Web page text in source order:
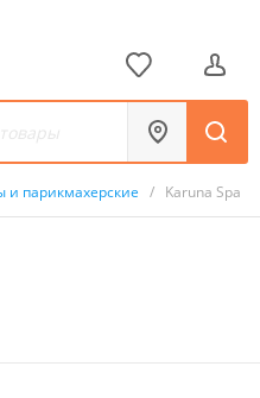
и парикмахерские / Karuna Spa